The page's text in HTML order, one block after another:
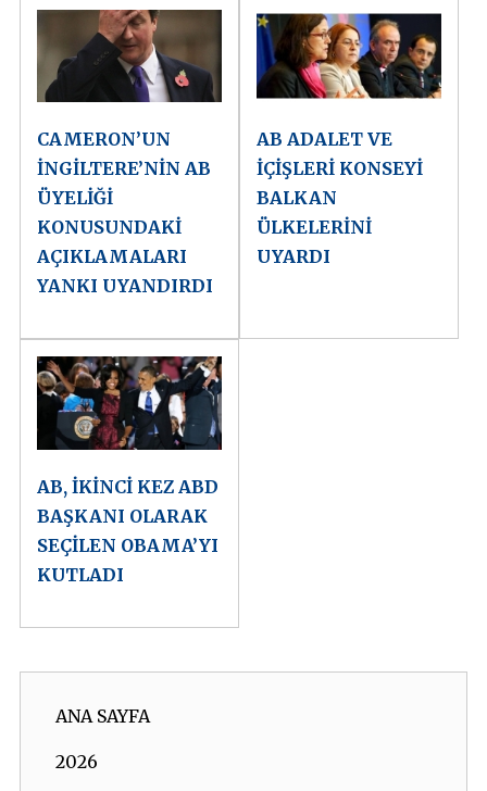
CAMERON’UN
İNGİLTERE’NİN AB
ÜYELİĞİ
KONUSUNDAKİ
AÇIKLAMALARI
YANKI UYANDIRDI
AB ADALET VE
İÇİŞLERİ KONSEYİ
BALKAN
ÜLKELERİNİ
UYARDI
AB, İKİNCİ KEZ ABD
BAŞKANI OLARAK
SEÇİLEN OBAMA’YI
KUTLADI
ANA SAYFA
2026